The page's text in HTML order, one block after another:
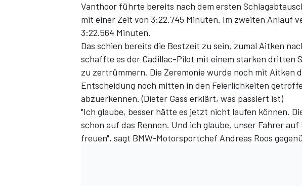
SPORTWAGEN
Vanthoor führte bereits nach dem ersten
mit einer Zeit von 3:22.745 Minuten. Im zweiten Anlauf
3:22.564 Minuten.
Das schien bereits die Bestzeit zu sein, zumal Aitken
schaffte es der Cadillac-Pilot mit einem starken dritten
zu zertrümmern. Die Zeremonie wurde noch mit Aitken
Entscheidung noch mitten in den Feierlichkeiten
abzuerkennen. (Dieter Gass erklärt, was passiert ist)
"Ich glaube, besser hätte es jetzt nicht laufen können.
schon auf das Rennen. Und ich glaube, unser Fahrer
freuen", sagt BMW-Motorsportchef Andreas Roos